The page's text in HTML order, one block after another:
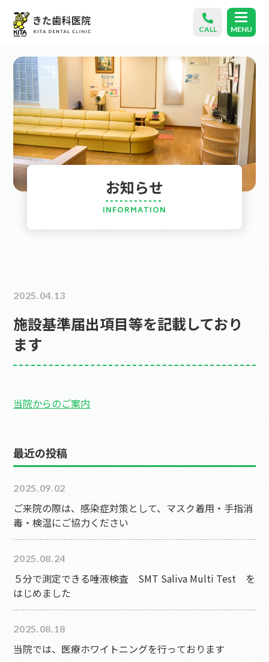
CALL MENU
お知らせ
2025.04.13
施設基準届出項目等を記載しており
ます
当院からのご案内
最近の投稿
2025.09.02
ご来院の際は、感染症対策として、マスク着用・手指消
毒・検温にご協力ください
2025.08.24
５分で測定できる唾液検査 SMT Saliva Multi Test を
はじめました
2025.08.18
当院では、医療ホワイトニングを行っております